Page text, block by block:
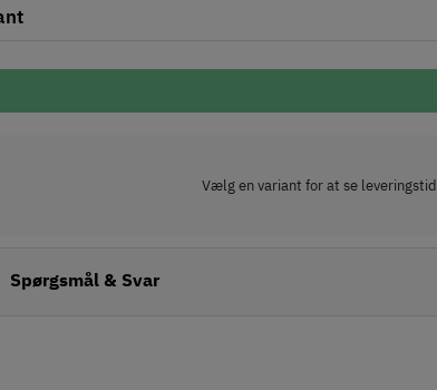
Vælg en variant for at se leveringstid
Spørgsmål & Svar